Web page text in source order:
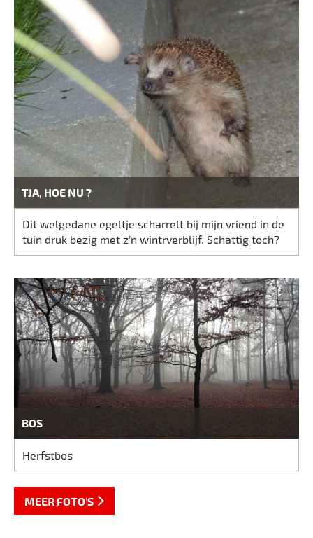
TJA, HOE NU ?
Dit welgedane egeltje scharrelt bij mijn vriend in de
tuin druk bezig met z'n wintrverblijf. Schattig toch?
BOS
Herfstbos
MEER FOTO'S